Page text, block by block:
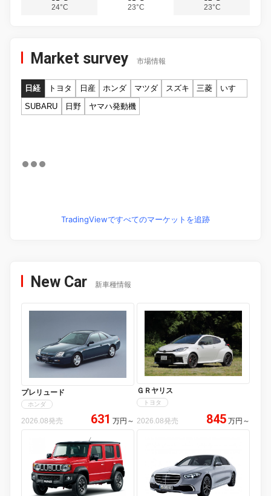
24°C
23°C
23°C
Market survey 市場情報
日経 トヨタ 日産 ホンダ マツダ スズキ 三菱
いすゞ
SUBARU
日野 ヤマハ発動機
TradingViewですべてのマーケットを追跡
New Car 新車種情報
プレリュード
ホンダ
2026.08発売 631 万円 ～
ＧＲヤリス
トヨタ
2026.08発売 845 万円 ～